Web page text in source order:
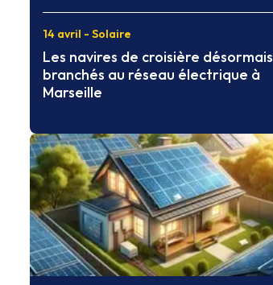
14 avril - Solaire
Les navires de croisière désormais
branchés au réseau électrique à
Marseille